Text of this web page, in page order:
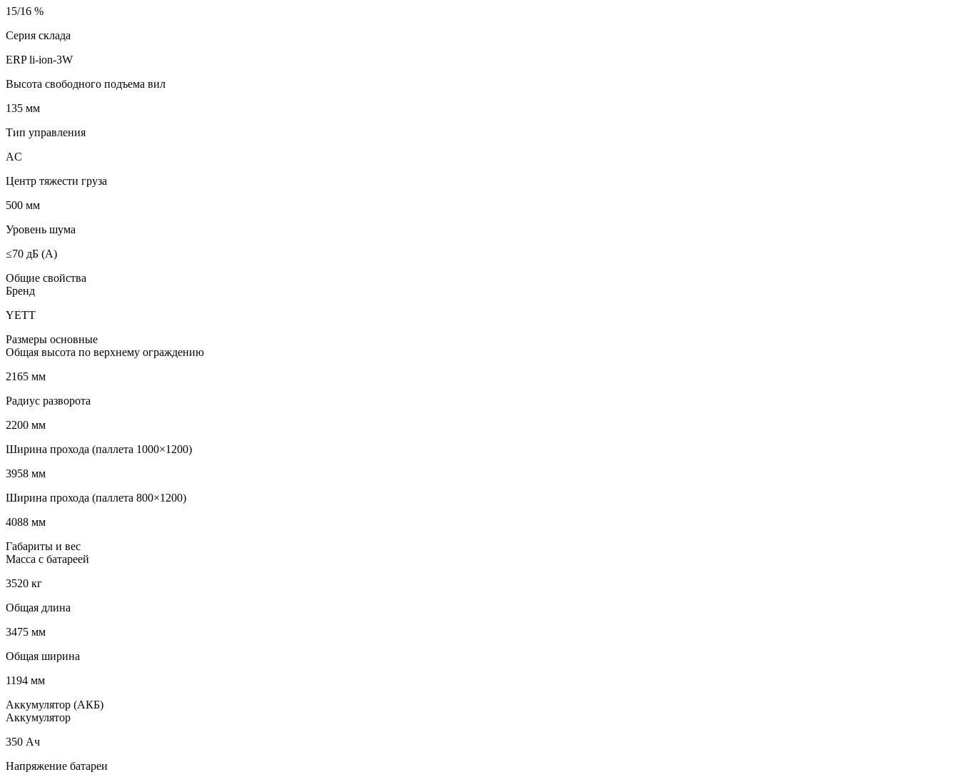
15/16 %
Серия склада
ERP li-ion-3W
Высота свободного подъема вил
135 мм
Тип управления
AC
Центр тяжести груза
500 мм
Уровень шума
≤70 дБ (А)
Общие свойства
Бренд
YETT
Размеры основные
Общая высота по верхнему ограждению
2165 мм
Радиус разворота
2200 мм
Ширина прохода (паллета 1000×1200)
3958 мм
Ширина прохода (паллета 800×1200)
4088 мм
Габариты и вес
Масса с батареей
3520 кг
Общая длина
3475 мм
Общая ширина
1194 мм
Аккумулятор (АКБ)
Аккумулятор
350 Ач
Напряжение батареи